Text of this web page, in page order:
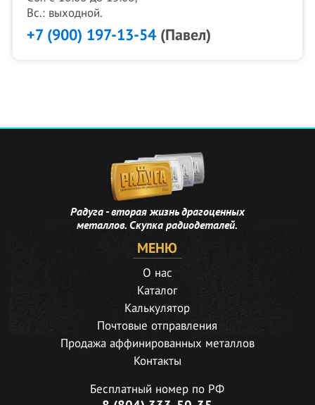
Вс.: выходной.
+7 (900) 197-13-54(Павел)
Радуга - вторая жизнь драгоценных
металлов. Скупка радиодеталей.
МЕНЮ
О нас
Каталог
Калькулятор
Почтовые отправления
Продажа аффинированных металлов
Контакты
Бесплатный номер по РФ